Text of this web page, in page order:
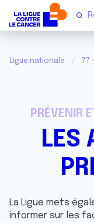
Ligue nationale 77
PRÉVENIR
LES
La Ligue mets
informer sur les